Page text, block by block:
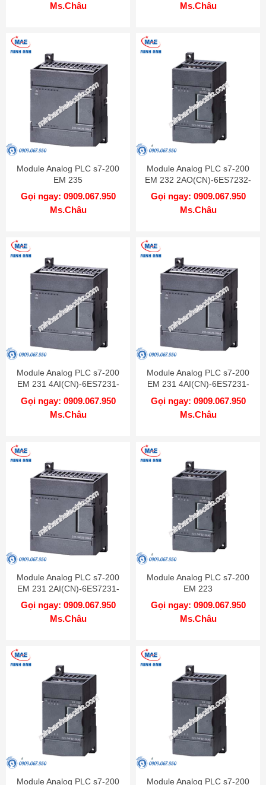
Ms.Châu
Ms.Châu
Module Analog PLC s7-200
EM 235
4AI/1AO(CN)-6ES7235-
0KD22-0XA8
Gọi ngay: 0909.067.950
Ms.Châu
Module Analog PLC s7-200
EM 232 2AO(CN)-6ES7232-
0HB22-0XA8
Gọi ngay: 0909.067.950
Ms.Châu
Module Analog PLC s7-200
EM 231 4AI(CN)-6ES7231-
7PD22-0XA8
Gọi ngay: 0909.067.950
Ms.Châu
Module Analog PLC s7-200
EM 231 4AI(CN)-6ES7231-
0HC22-0XA8
Gọi ngay: 0909.067.950
Ms.Châu
Module Analog PLC s7-200
EM 231 2AI(CN)-6ES7231-
7PB22-0XA8
Gọi ngay: 0909.067.950
Ms.Châu
Module Analog PLC s7-200
EM 223
8DI/8DO(CN)-6ES7223-
1PH22-0XA8
Gọi ngay: 0909.067.950
Ms.Châu
Module Analog PLC s7-200
Module Analog PLC s7-200